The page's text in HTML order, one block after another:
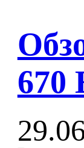
670